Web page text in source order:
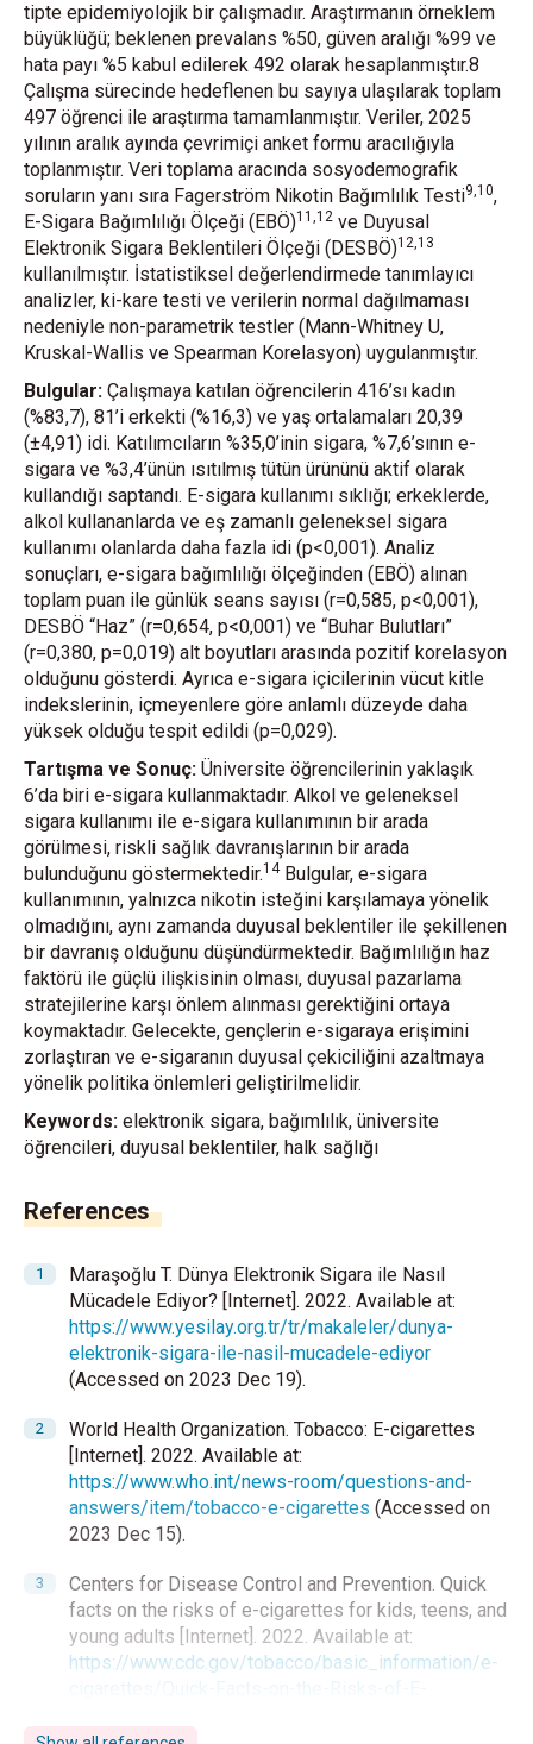
tipte epidemiyolojik bir çalışmadır. Araştırmanın örneklem
büyüklüğü; beklenen prevalans %50, güven aralığı %99 ve
hata payı %5 kabul edilerek 492 olarak hesaplanmıştır.8
Çalışma sürecinde hedeflenen bu sayıya ulaşılarak toplam
497 öğrenci ile araştırma tamamlanmıştır. Veriler, 2025
yılının aralık ayında çevrimiçi anket formu aracılığıyla
toplanmıştır. Veri toplama aracında sosyodemografik
soruların yanı sıra Fagerström Nikotin Bağımlılık Testi9,10,
E-Sigara Bağımlılığı Ölçeği (EBÖ)11,12 ve Duyusal
Elektronik Sigara Beklentileri Ölçeği (DESBÖ)12,13
kullanılmıştır. İstatistiksel değerlendirmede tanımlayıcı
analizler, ki-kare testi ve verilerin normal dağılmaması
nedeniyle non-parametrik testler (Mann-Whitney U,
Kruskal-Wallis ve Spearman Korelasyon) uygulanmıştır.
Bulgular: Çalışmaya katılan öğrencilerin 416’sı kadın
(%83,7), 81’i erkekti (%16,3) ve yaş ortalamaları 20,39
(±4,91) idi. Katılımcıların %35,0’inin sigara, %7,6’sının e-
sigara ve %3,4’ünün ısıtılmış tütün ürününü aktif olarak
kullandığı saptandı. E-sigara kullanımı sıklığı; erkeklerde,
alkol kullananlarda ve eş zamanlı geleneksel sigara
kullanımı olanlarda daha fazla idi (p<0,001). Analiz
sonuçları, e-sigara bağımlılığı ölçeğinden (EBÖ) alınan
toplam puan ile günlük seans sayısı (r=0,585, p<0,001),
DESBÖ “Haz” (r=0,654, p<0,001) ve “Buhar Bulutları”
(r=0,380, p=0,019) alt boyutları arasında pozitif korelasyon
olduğunu gösterdi. Ayrıca e-sigara içicilerinin vücut kitle
indekslerinin, içmeyenlere göre anlamlı düzeyde daha
yüksek olduğu tespit edildi (p=0,029).
Tartışma ve Sonuç: Üniversite öğrencilerinin yaklaşık
6’da biri e-sigara kullanmaktadır. Alkol ve geleneksel
sigara kullanımı ile e-sigara kullanımının bir arada
görülmesi, riskli sağlık davranışlarının bir arada
bulunduğunu göstermektedir.14Bulgular, e-sigara
kullanımının, yalnızca nikotin isteğini karşılamaya yönelik
olmadığını, aynı zamanda duyusal beklentiler ile şekillenen
bir davranış olduğunu düşündürmektedir. Bağımlılığın haz
faktörü ile güçlü ilişkisinin olması, duyusal pazarlama
stratejilerine karşı önlem alınması gerektiğini ortaya
koymaktadır. Gelecekte, gençlerin e-sigaraya erişimini
zorlaştıran ve e-sigaranın duyusal çekiciliğini azaltmaya
yönelik politika önlemleri geliştirilmelidir.
Keywords: elektronik sigara, bağımlılık, üniversite
öğrencileri, duyusal beklentiler, halk sağlığı
References
Maraşoğlu T. Dünya Elektronik Sigara ile Nasıl
Mücadele Ediyor? [Internet]. 2022. Available at:
https://www.yesilay.org.tr/tr/makaleler/dunya-
elektronik-sigara-ile-nasil-mucadele-ediyor
(Accessed on 2023 Dec 19).
World Health Organization. Tobacco: E-cigarettes
[Internet]. 2022. Available at:
https://www.who.int/news-room/questions-and-
answers/item/tobacco-e-cigarettes (Accessed on
2023 Dec 15).
Centers for Disease Control and Prevention. Quick
facts on the risks of e-cigarettes for kids, teens, and
young adults [Internet]. 2022. Available at:
https://www.cdc.gov/tobacco/basic_information/e-
cigarettes/Quick-Facts-on-the-Risks-of-E-